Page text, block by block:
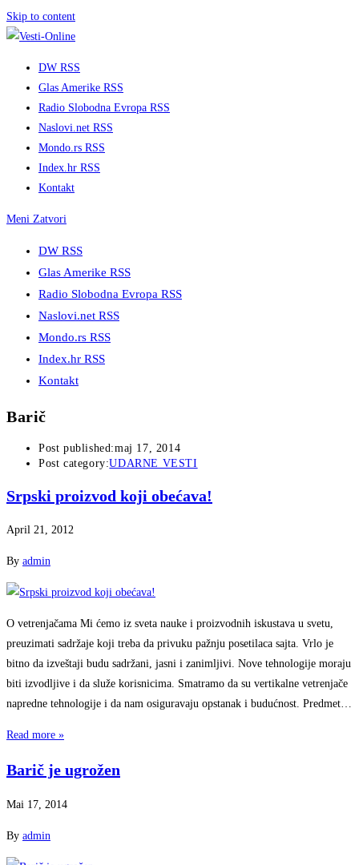
Skip to content
DW RSS
Glas Amerike RSS
Radio Slobodna Evropa RSS
Naslovi.net RSS
Mondo.rs RSS
Index.hr RSS
Kontakt
Meni Zatvori
DW RSS
Glas Amerike RSS
Radio Slobodna Evropa RSS
Naslovi.net RSS
Mondo.rs RSS
Index.hr RSS
Kontakt
Barič
Post published:maj 17, 2014
Post category:UDARNE VESTI
Srpski proizvod koji obećava!
April 21, 2012
By admin
O vetrenjačama Mi ćemo iz sveta nauke i proizvodnih iskustava u svetu,
preuzimati sadržaje koji treba da privuku pažnju posetilaca sajta. Vrlo je
bitno da izveštaji budu sadržani, jasni i zanimljivi. Nove tehnologije moraju
biti izvodljive i da služe korisnicima. Smatramo da su vertikalne vetrenjače
napredne tehnologije i da nam osiguravaju opstanak i budućnost. Predmet…
Read more »
Barič je ugrožen
Mai 17, 2014
By admin